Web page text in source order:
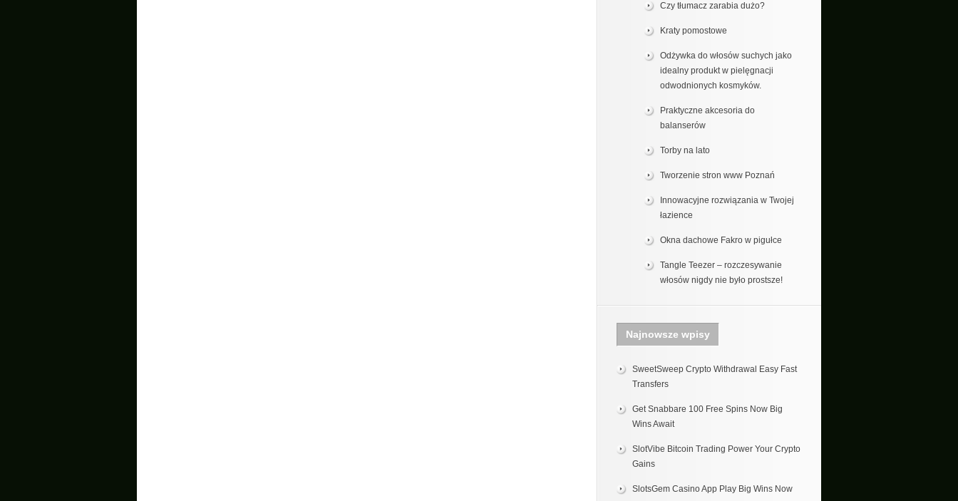
Czy tłumacz zarabia dużo?
Kraty pomostowe
Odżywka do włosów suchych jako
idealny produkt w pielęgnacji
odwodnionych kosmyków.
Praktyczne akcesoria do
balanserów
Torby na lato
Tworzenie stron www Poznań
Innowacyjne rozwiązania w Twojej
łazience
Okna dachowe Fakro w pigułce
Tangle Teezer – rozczesywanie
włosów nigdy nie było prostsze!
Najnowsze wpisy
SweetSweep Crypto Withdrawal Easy Fast
Transfers
Get Snabbare 100 Free Spins Now Big
Wins Await
SlotVibe Bitcoin Trading Power Your Crypto
Gains
SlotsGem Casino App Play Big Wins Now